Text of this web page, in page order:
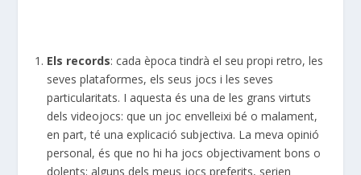
Els records: cada època tindrà el seu propi retro, les
seves plataformes, els seus jocs i les seves
particularitats. I aquesta és una de les grans virtuts
dels videojocs: que un joc envelleixi bé o malament,
en part, té una explicació subjectiva. La meva opinió
personal, és que no hi ha jocs objectivament bons o
dolents; alguns dels meus jocs preferits, serien